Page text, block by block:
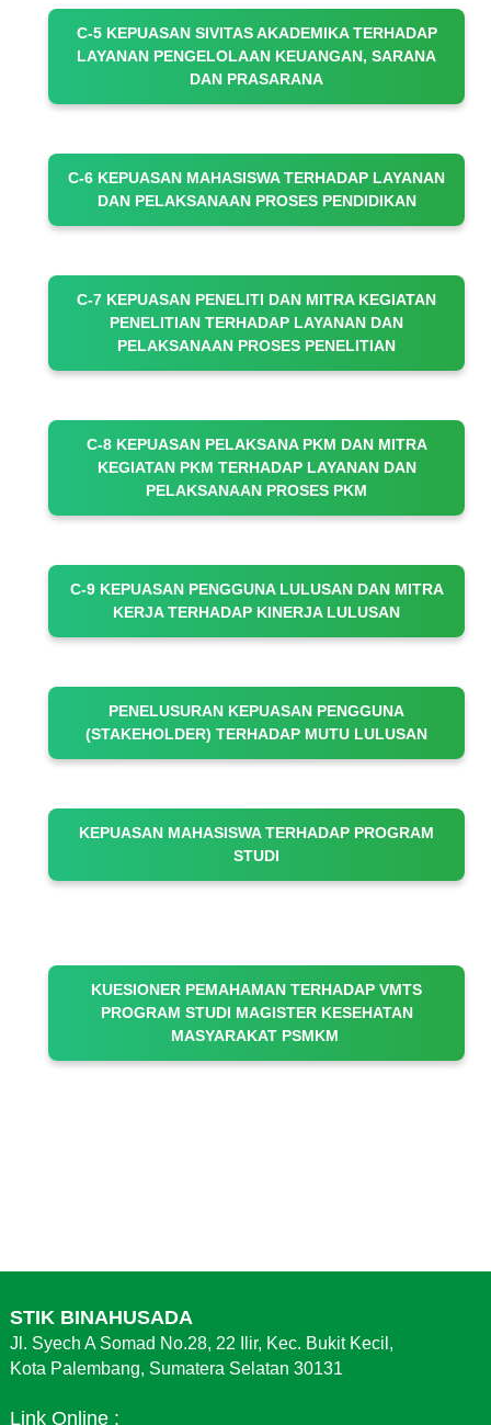
C-5 KEPUASAN SIVITAS AKADEMIKA TERHADAP
LAYANAN PENGELOLAAN KEUANGAN, SARANA
DAN PRASARANA
C-6 KEPUASAN MAHASISWA TERHADAP LAYANAN
DAN PELAKSANAAN PROSES PENDIDIKAN
C-7 KEPUASAN PENELITI DAN MITRA KEGIATAN
PENELITIAN TERHADAP LAYANAN DAN
PELAKSANAAN PROSES PENELITIAN
C-8 KEPUASAN PELAKSANA PKM DAN MITRA
KEGIATAN PKM TERHADAP LAYANAN DAN
PELAKSANAAN PROSES PKM
C-9 KEPUASAN PENGGUNA LULUSAN DAN MITRA
KERJA TERHADAP KINERJA LULUSAN
PENELUSURAN KEPUASAN PENGGUNA
(STAKEHOLDER) TERHADAP MUTU LULUSAN
KEPUASAN MAHASISWA TERHADAP PROGRAM
STUDI
KUESIONER PEMAHAMAN TERHADAP VMTS
PROGRAM STUDI MAGISTER KESEHATAN
MASYARAKAT PSMKM
STIK BINAHUSADA
Jl. Syech A Somad No.28, 22 Ilir, Kec. Bukit Kecil,
Kota Palembang, Sumatera Selatan 30131
Link Online :